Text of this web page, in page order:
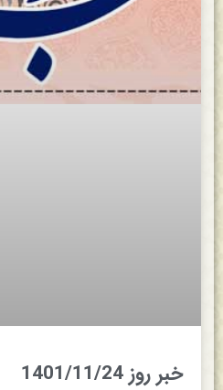
خبر روز 1401/11/24